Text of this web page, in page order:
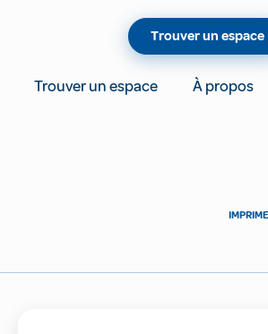
Trouver un espace À propos
Trouver un espace